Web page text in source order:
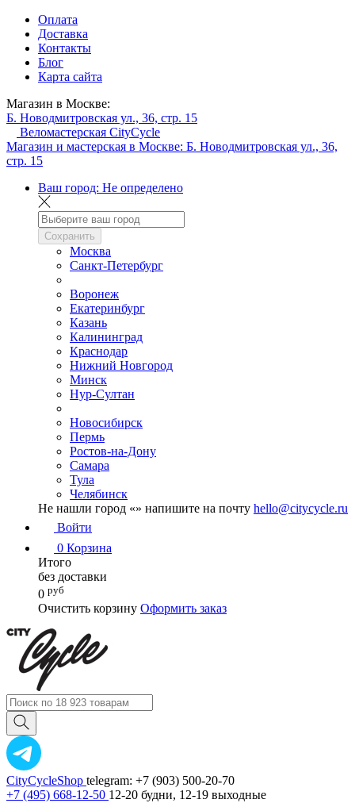
Оплата
Доставка
Контакты
Блог
Карта сайта
Магазин в Москве:
Б. Новодмитровская ул., 36, стр. 15
Веломастерская CityCycle
Магазин и мастерская в Москве: Б. Новодмитровская ул., 36,
стр. 15
Ваш город: Не определено
Сохранить
Москва
Санкт-Петербург
Воронеж
Екатеринбург
Казань
Калининград
Краснодар
Нижний Новгород
Минск
Нур-Султан
Новосибирск
Пермь
Ростов-на-Дону
Самара
Тула
Челябинск
Не нашли город «» напишите на почту hello@citycycle.ru
Войти
0 Корзина
Итого
без доставки
0 руб
Очистить корзину Оформить заказ
CityCycleShop telegram: +7 (903) 500-20-70
+7 (495) 668-12-50 12-20 будни, 12-19 выходные